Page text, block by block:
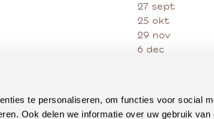
te personaliseren, om functies voor social
Ook delen we informatie over uw gebruik van
27 sept
25 okt
29 nov
6 dec